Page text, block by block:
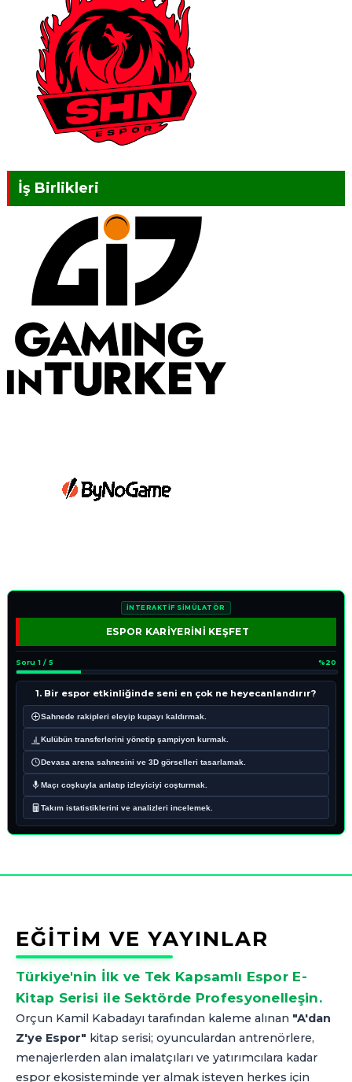
İş Birlikleri
İNTERAKTİF SİMÜLATÖR
ESPOR KARİYERİNİ KEŞFET
Soru 1 / 5 %20
1. Bir espor etkinliğinde seni en çok ne heyecanlandırır?
Sahnede rakipleri eleyip kupayı kaldırmak.
Kulübün transferlerini yönetip şampiyon kurmak.
Devasa arena sahnesini ve 3D görselleri tasarlamak.
Maçı coşkuyla anlatıp izleyiciyi coşturmak.
Takım istatistiklerini ve analizleri incelemek.
EĞİTİM VE YAYINLAR
Türkiye'nin İlk ve Tek Kapsamlı Espor E-
Kitap Serisi ile Sektörde Profesyonelleşin.
Orçun Kamil Kabadayı tarafından kaleme alınan "A'dan
Z'ye Espor" kitap serisi; oyunculardan antrenörlere,
menajerlerden alan imalatçıları ve yatırımcılara kadar
espor ekosisteminde yer almak isteyen herkes için